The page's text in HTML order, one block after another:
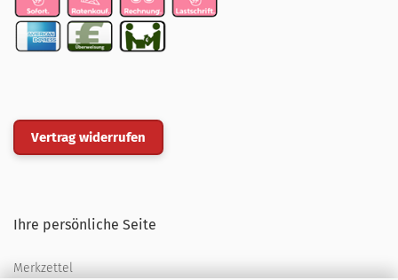
Vertrag widerrufen
Ihre persönliche Seite
Merkzettel